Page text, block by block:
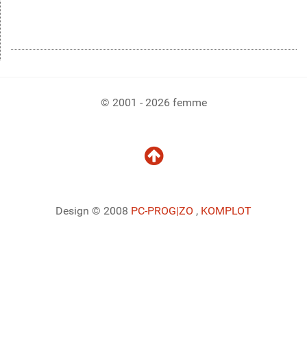
© 2001 - 2026 femme
Design © 2008 PC-PROG|ZO , KOMPLOT